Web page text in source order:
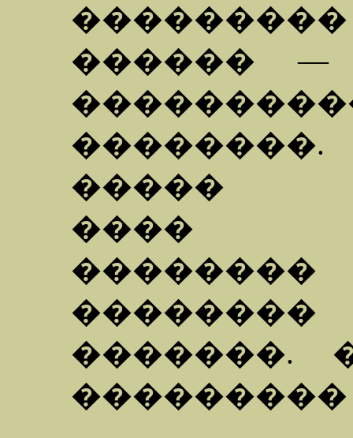
������
�����
����
�������.